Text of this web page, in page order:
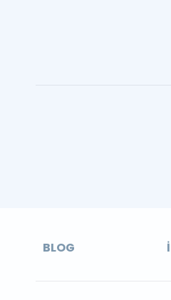
BLOG